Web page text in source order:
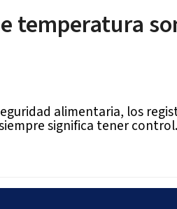
temperatura
alimentaria, los
significa tener